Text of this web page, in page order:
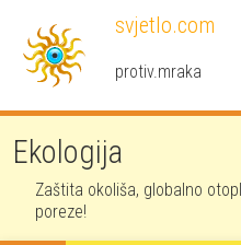
svjetlo.com
protiv.mraka
Ekologija
Zaštita okoliša, globalno
poreze!